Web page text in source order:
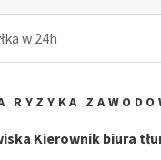
w 24h
Kierownik biura